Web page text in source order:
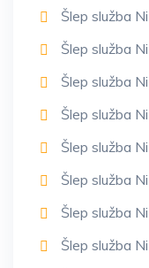
Šlep služba
Šlep služba
Šlep služba
Šlep služba
Šlep služba
Šlep služba
Šlep služba
Šlep služba